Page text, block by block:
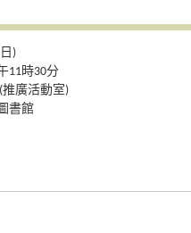
)
11時30分
廣活動室)
書館